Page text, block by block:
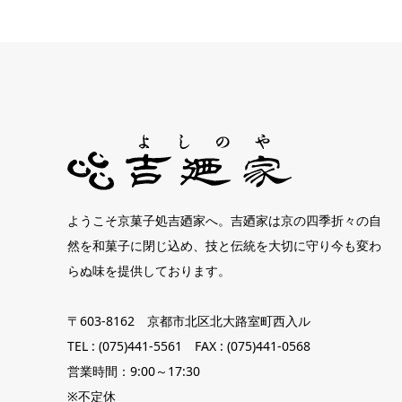
ようこそ京菓子処吉廼家へ。吉廼家は京の四季折々の自
然を和菓子に閉じ込め、技と伝統を大切に守り今も変わ
らぬ味を提供しております。
〒603-8162 京都市北区北大路室町西入ル
TEL : (075)441-5561 FAX : (075)441-0568
営業時間：9:00～17:30
※不定休